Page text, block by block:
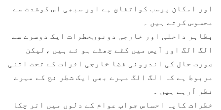
اور امکان پرسب کواتفاق ہے اور سبھی اس کوشدت سے
محسوس کرتے ہیں ۔
بظاہر داخلی اور خارجی دونوںخطرات ایک دوسرے سے
الگ الگ اور آپس میں کٹے چھٹے ہو ئے ہیں ،لیکن
صورت حال کی اندرونی فضا خارجی اثرات کے تحت اتنی
مربوط ہے کہ الگ الگ مہرے بھی ایک شطر نج کے مہرے
نظر آرہے ہیں ۔
خطرات کایہ احساس جواب عوام کے دلوں میں اتر چکا